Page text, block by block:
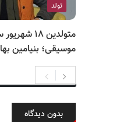
تولد
متولدین ۱۸
موسیقی؛ بنیامین
بدون دیدگاه